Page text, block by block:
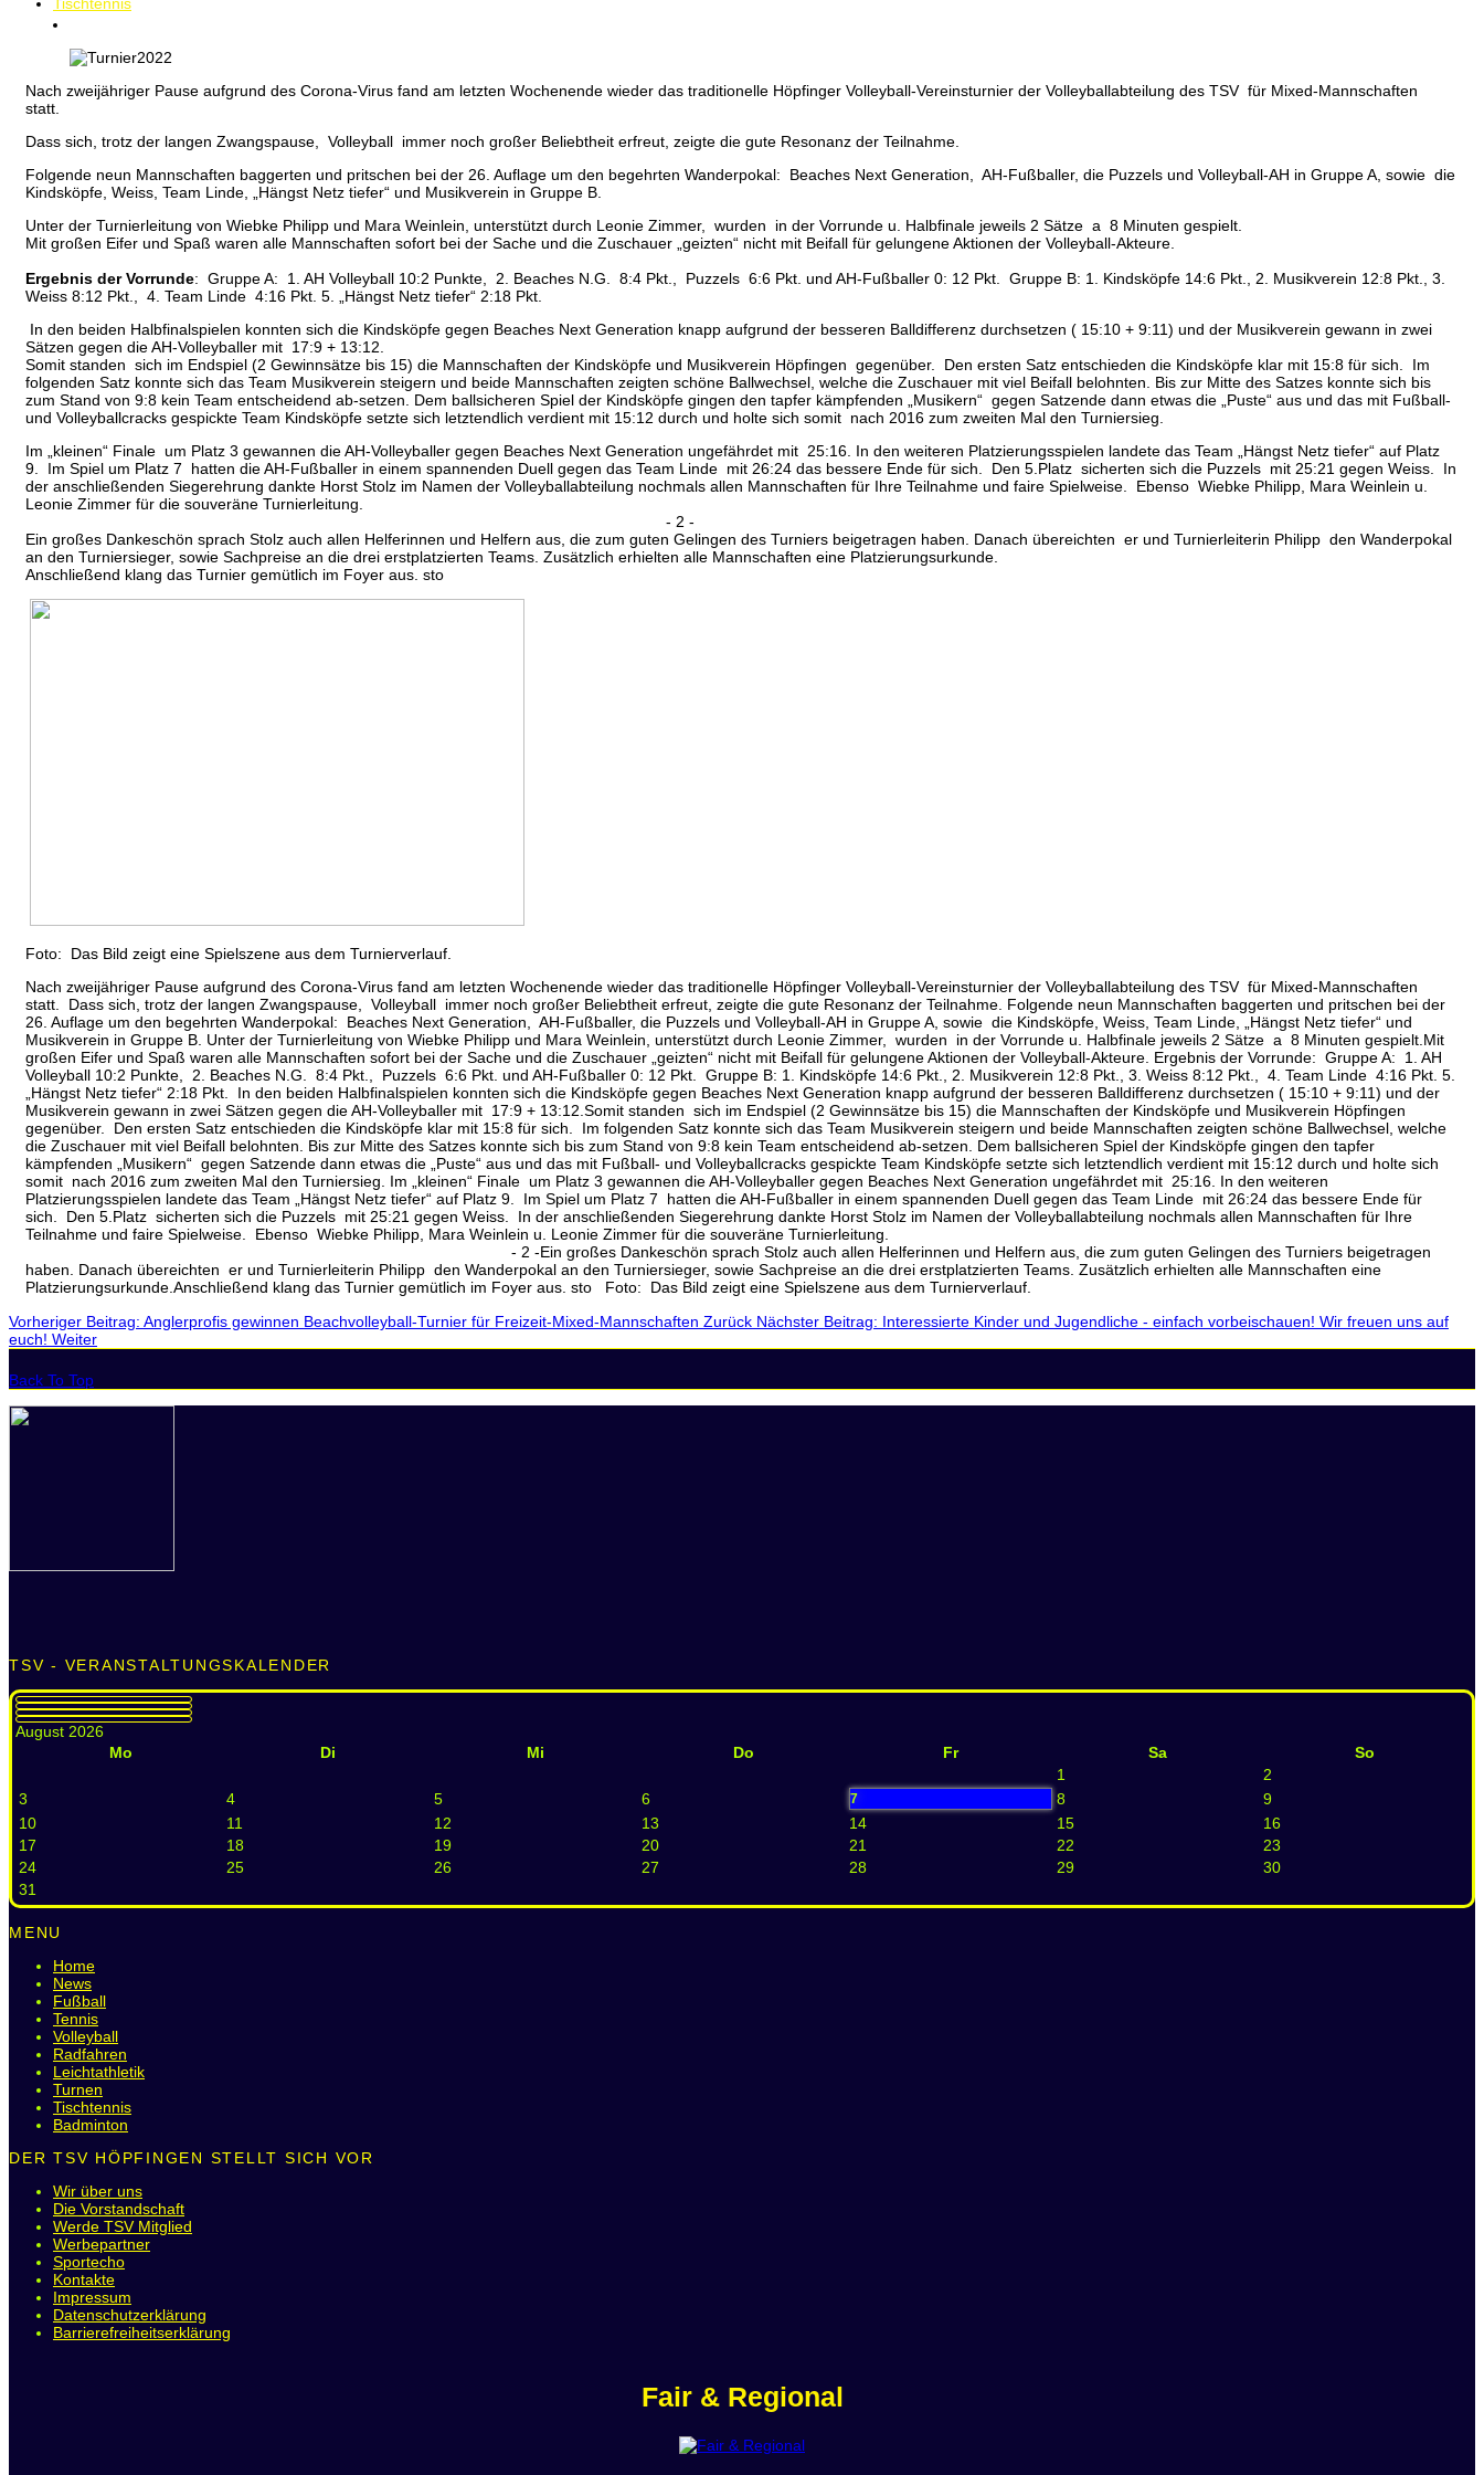
Tischtennis
Nach zweijähriger Pause aufgrund des Corona-Virus fand am letzten Wochenende wieder das traditionelle Höpfinger Volleyball-Vereinsturnier der Volleyballabteilung des TSV für Mixed-Mannschaften
statt.
Dass sich, trotz der langen Zwangspause, Volleyball immer noch großer Beliebtheit erfreut, zeigte die gute Resonanz der Teilnahme.
Folgende neun Mannschaften baggerten und pritschen bei der 26. Auflage um den begehrten Wanderpokal: Beaches Next Generation, AH-Fußballer, die Puzzels und Volleyball-AH in Gruppe A, sowie die
Kindsköpfe, Weiss, Team Linde, „Hängst Netz tiefer“ und Musikverein in Gruppe B.
Unter der Turnierleitung von Wiebke Philipp und Mara Weinlein, unterstützt durch Leonie Zimmer, wurden in der Vorrunde u. Halbfinale jeweils 2 Sätze a 8 Minuten gespielt.
Mit großen Eifer und Spaß waren alle Mannschaften sofort bei der Sache und die Zuschauer „geizten“ nicht mit Beifall für gelungene Aktionen der Volleyball-Akteure.
Ergebnis der Vorrunde: Gruppe A: 1. AH Volleyball 10:2 Punkte, 2. Beaches N.G. 8:4 Pkt., Puzzels 6:6 Pkt. und AH-Fußballer 0: 12 Pkt. Gruppe B: 1. Kindsköpfe 14:6 Pkt., 2. Musikverein 12:8 Pkt., 3.
Weiss 8:12 Pkt., 4. Team Linde 4:16 Pkt. 5. „Hängst Netz tiefer“ 2:18 Pkt.
In den beiden Halbfinalspielen konnten sich die Kindsköpfe gegen Beaches Next Generation knapp aufgrund der besseren Balldifferenz durchsetzen ( 15:10 + 9:11) und der Musikverein gewann in zwei
Sätzen gegen die AH-Volleyballer mit 17:9 + 13:12.
Somit standen sich im Endspiel (2 Gewinnsätze bis 15) die Mannschaften der Kindsköpfe und Musikverein Höpfingen gegenüber. Den ersten Satz entschieden die Kindsköpfe klar mit 15:8 für sich. Im
folgenden Satz konnte sich das Team Musikverein steigern und beide Mannschaften zeigten schöne Ballwechsel, welche die Zuschauer mit viel Beifall belohnten. Bis zur Mitte des Satzes konnte sich bis
zum Stand von 9:8 kein Team entscheidend ab-setzen. Dem ballsicheren Spiel der Kindsköpfe gingen den tapfer kämpfenden „Musikern“ gegen Satzende dann etwas die „Puste“ aus und das mit Fußball-
und Volleyballcracks gespickte Team Kindsköpfe setzte sich letztendlich verdient mit 15:12 durch und holte sich somit nach 2016 zum zweiten Mal den Turniersieg.
Im „kleinen“ Finale um Platz 3 gewannen die AH-Volleyballer gegen Beaches Next Generation ungefährdet mit 25:16. In den weiteren Platzierungsspielen landete das Team „Hängst Netz tiefer“ auf Platz
9. Im Spiel um Platz 7 hatten die AH-Fußballer in einem spannenden Duell gegen das Team Linde mit 26:24 das bessere Ende für sich. Den 5.Platz sicherten sich die Puzzels mit 25:21 gegen Weiss. In
der anschließenden Siegerehrung dankte Horst Stolz im Namen der Volleyballabteilung nochmals allen Mannschaften für Ihre Teilnahme und faire Spielweise. Ebenso Wiebke Philipp, Mara Weinlein u.
Leonie Zimmer für die souveräne Turnierleitung.
- 2 -
Ein großes Dankeschön sprach Stolz auch allen Helferinnen und Helfern aus, die zum guten Gelingen des Turniers beigetragen haben. Danach übereichten er und Turnierleiterin Philipp den Wanderpokal
an den Turniersieger, sowie Sachpreise an die drei erstplatzierten Teams. Zusätzlich erhielten alle Mannschaften eine Platzierungsurkunde.
Anschließend klang das Turnier gemütlich im Foyer aus. sto
Foto: Das Bild zeigt eine Spielszene aus dem Turnierverlauf.
Nach zweijähriger Pause aufgrund des Corona-Virus fand am letzten Wochenende wieder das traditionelle Höpfinger Volleyball-Vereinsturnier der Volleyballabteilung des TSV für Mixed-Mannschaften
statt. Dass sich, trotz der langen Zwangspause, Volleyball immer noch großer Beliebtheit erfreut, zeigte die gute Resonanz der Teilnahme. Folgende neun Mannschaften baggerten und pritschen bei der
26. Auflage um den begehrten Wanderpokal: Beaches Next Generation, AH-Fußballer, die Puzzels und Volleyball-AH in Gruppe A, sowie die Kindsköpfe, Weiss, Team Linde, „Hängst Netz tiefer“ und
Musikverein in Gruppe B. Unter der Turnierleitung von Wiebke Philipp und Mara Weinlein, unterstützt durch Leonie Zimmer, wurden in der Vorrunde u. Halbfinale jeweils 2 Sätze a 8 Minuten gespielt.Mit
großen Eifer und Spaß waren alle Mannschaften sofort bei der Sache und die Zuschauer „geizten“ nicht mit Beifall für gelungene Aktionen der Volleyball-Akteure. Ergebnis der Vorrunde: Gruppe A: 1. AH
Volleyball 10:2 Punkte, 2. Beaches N.G. 8:4 Pkt., Puzzels 6:6 Pkt. und AH-Fußballer 0: 12 Pkt. Gruppe B: 1. Kindsköpfe 14:6 Pkt., 2. Musikverein 12:8 Pkt., 3. Weiss 8:12 Pkt., 4. Team Linde 4:16 Pkt. 5.
„Hängst Netz tiefer“ 2:18 Pkt. In den beiden Halbfinalspielen konnten sich die Kindsköpfe gegen Beaches Next Generation knapp aufgrund der besseren Balldifferenz durchsetzen ( 15:10 + 9:11) und der
Musikverein gewann in zwei Sätzen gegen die AH-Volleyballer mit 17:9 + 13:12.Somit standen sich im Endspiel (2 Gewinnsätze bis 15) die Mannschaften der Kindsköpfe und Musikverein Höpfingen
gegenüber. Den ersten Satz entschieden die Kindsköpfe klar mit 15:8 für sich. Im folgenden Satz konnte sich das Team Musikverein steigern und beide Mannschaften zeigten schöne Ballwechsel, welche
die Zuschauer mit viel Beifall belohnten. Bis zur Mitte des Satzes konnte sich bis zum Stand von 9:8 kein Team entscheidend ab-setzen. Dem ballsicheren Spiel der Kindsköpfe gingen den tapfer
kämpfenden „Musikern“ gegen Satzende dann etwas die „Puste“ aus und das mit Fußball- und Volleyballcracks gespickte Team Kindsköpfe setzte sich letztendlich verdient mit 15:12 durch und holte sich
somit nach 2016 zum zweiten Mal den Turniersieg. Im „kleinen“ Finale um Platz 3 gewannen die AH-Volleyballer gegen Beaches Next Generation ungefährdet mit 25:16. In den weiteren
Platzierungsspielen landete das Team „Hängst Netz tiefer“ auf Platz 9. Im Spiel um Platz 7 hatten die AH-Fußballer in einem spannenden Duell gegen das Team Linde mit 26:24 das bessere Ende für
sich. Den 5.Platz sicherten sich die Puzzels mit 25:21 gegen Weiss. In der anschließenden Siegerehrung dankte Horst Stolz im Namen der Volleyballabteilung nochmals allen Mannschaften für Ihre
Teilnahme und faire Spielweise. Ebenso Wiebke Philipp, Mara Weinlein u. Leonie Zimmer für die souveräne Turnierleitung.
- 2 -Ein großes Dankeschön sprach Stolz auch allen Helferinnen und Helfern aus, die zum guten Gelingen des Turniers beigetragen
haben. Danach übereichten er und Turnierleiterin Philipp den Wanderpokal an den Turniersieger, sowie Sachpreise an die drei erstplatzierten Teams. Zusätzlich erhielten alle Mannschaften eine
Platzierungsurkunde.Anschließend klang das Turnier gemütlich im Foyer aus. sto Foto: Das Bild zeigt eine Spielszene aus dem Turnierverlauf.
Vorheriger Beitrag: Anglerprofis gewinnen Beachvolleyball-Turnier für Freizeit-Mixed-Mannschaften Zurück Nächster Beitrag: Interessierte Kinder und Jugendliche - einfach vorbeischauen! Wir freuen uns auf
euch! Weiter
Back To Top
TSV - VERANSTALTUNGSKALENDER
August 2026
Mo
Di Mi Do Fr Sa
So
1
2
3
4 5 6 7 8
9
10
11 12 13 14 15
16
17
18 19 20 21 22
23
24
25 26 27 28 29
30
31
MENU
Home
News
Fußball
Tennis
Volleyball
Radfahren
Leichtathletik
Turnen
Tischtennis
Badminton
DER TSV HÖPFINGEN STELLT SICH VOR
Wir über uns
Die Vorstandschaft
Werde TSV Mitglied
Werbepartner
Sportecho
Kontakte
Impressum
Datenschutzerklärung
Barrierefreiheitserklärung
Fair & Regional